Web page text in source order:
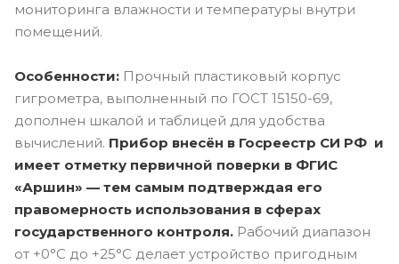
мониторинга влажности и температуры внутри
помещений.
Особенности: Прочный пластиковый корпус
гигрометра, выполненный по ГОСТ 15150-69,
дополнен шкалой и таблицей для удобства
вычислений. Прибор внесён в Госреестр СИ РФ и
имеет отметку первичной поверки в ФГИС
«Аршин» — тем самым подтверждая его
правомерность использования в сферах
государственного контроля. Рабочий диапазон
от +0°C до +25°C делает устройство пригодным